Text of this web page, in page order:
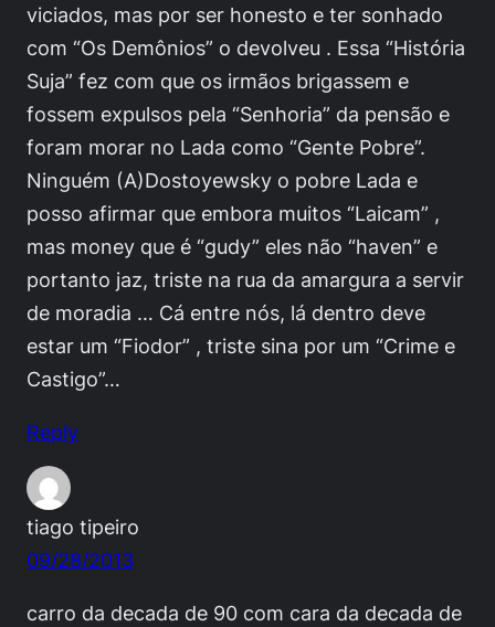
viciados, mas por ser honesto e ter sonhado
com “Os Demônios” o devolveu . Essa “História
Suja” fez com que os irmãos brigassem e
fossem expulsos pela “Senhoria” da pensão e
foram morar no Lada como “Gente Pobre”.
Ninguém (A)Dostoyewsky o pobre Lada e
posso afirmar que embora muitos “Laicam” ,
mas money que é “gudy” eles não “haven” e
portanto jaz, triste na rua da amargura a servir
de moradia … Cá entre nós, lá dentro deve
estar um “Fiodor” , triste sina por um “Crime e
Castigo”…
Reply
tiago tipeiro
09/28/2013
carro da decada de 90 com cara da decada de